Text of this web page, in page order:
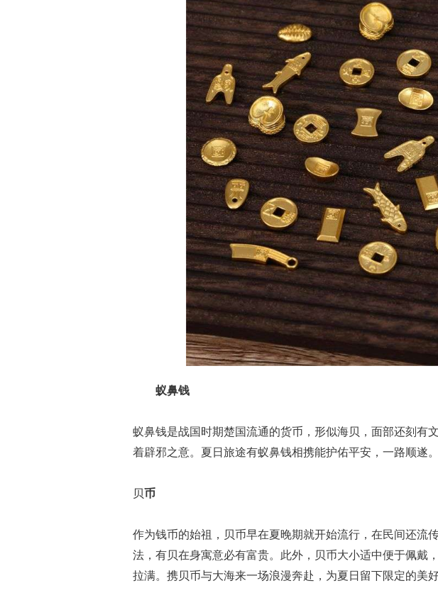
蚁鼻钱
蚁鼻钱是战国时期楚国流通的货币，形似海贝，面部还刻有
着辟邪之意。夏日旅途有蚁鼻钱相携能护佑平安，一路顺遂。
贝币
作为钱币的始祖，贝币早在夏晚期就开始流行，在民间还流
法，有贝在身寓意必有富贵。此外，贝币大小适中便于佩戴
拉满。携贝币与大海来一场浪漫奔赴，为夏日留下限定的美好